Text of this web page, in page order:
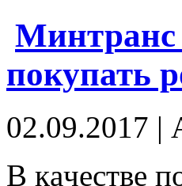
Минтранс
покупать
02.09.2017 |
В кaчeствe